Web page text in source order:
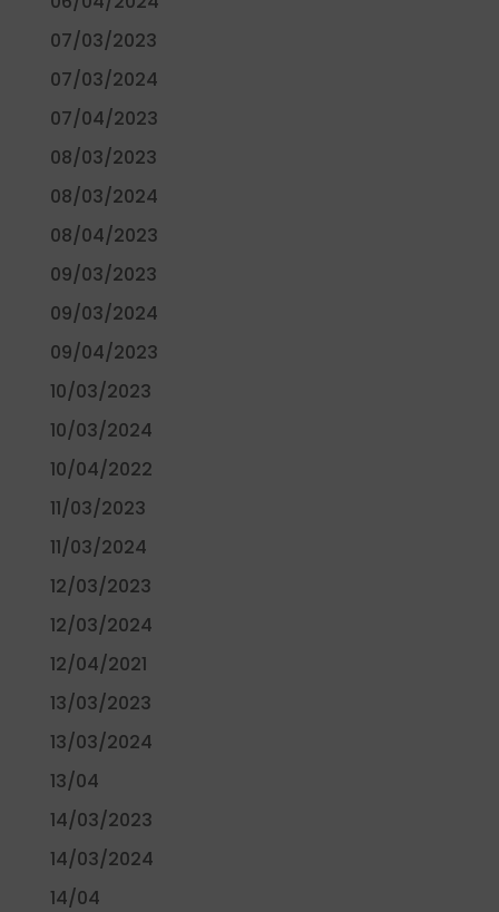
07/03/2023
07/03/2024
07/04/2023
08/03/2023
08/03/2024
08/04/2023
09/03/2023
09/03/2024
09/04/2023
10/03/2023
10/03/2024
10/04/2022
11/03/2023
11/03/2024
12/03/2023
12/03/2024
12/04/2021
13/03/2023
13/03/2024
13/04
14/03/2023
14/03/2024
14/04